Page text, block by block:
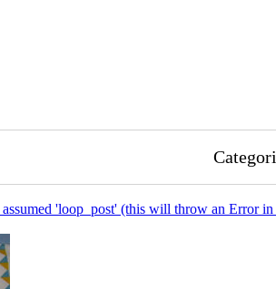
'loop_post' (this will throw an Error